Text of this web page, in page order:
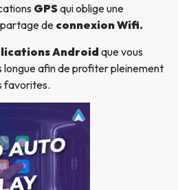
GPSqui oblige une
de connexion Wifi.
Androidque vous
longue afin de profiter pleinement
favorites.